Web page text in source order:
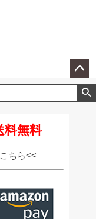
ペー
ジト
料無料
ちら<<